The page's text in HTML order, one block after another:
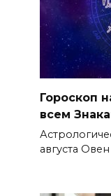
Гороскоп
всем
августа Овен